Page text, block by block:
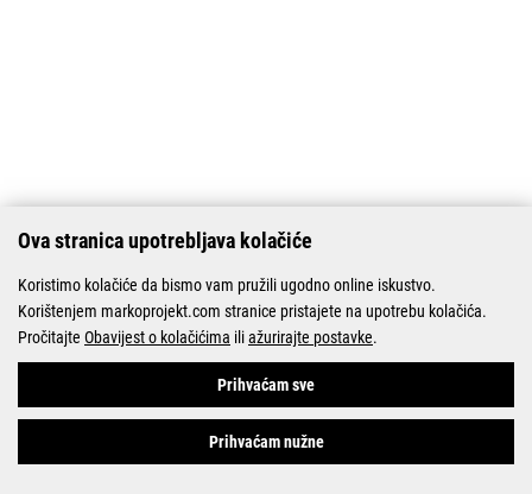
Ova stranica upotrebljava kolačiće
Koristimo kolačiće da bismo vam pružili ugodno online iskustvo.
Korištenjem markoprojekt.com stranice pristajete na upotrebu kolačića.
Pročitajte Obavijest o kolačićima iliažurirajte postavke.
Prihvaćam sve
Prihvaćam nužne